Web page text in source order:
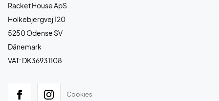
Racket House ApS
Holkebjergvej 120
5250 Odense SV
Dänemark
VAT: DK36931108
Cookies